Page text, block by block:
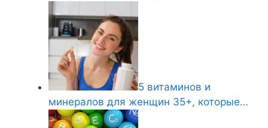
5 витаминов и
минералов для женщин 35+, которые…